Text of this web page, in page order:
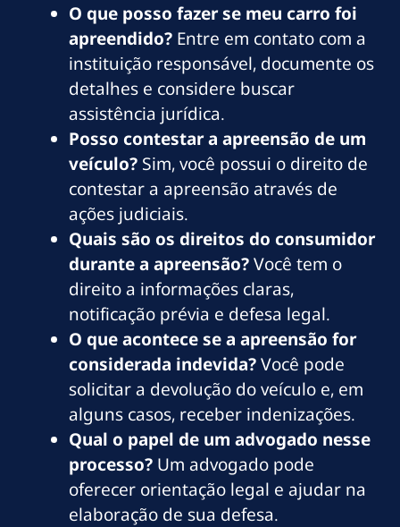
O que posso fazer se meu carro foi
apreendido? Entre em contato com a
instituição responsável, documente os
detalhes e considere buscar
assistência jurídica.
Posso contestar a apreensão de um
veículo? Sim, você possui o direito de
contestar a apreensão através de
ações judiciais.
Quais são os direitos do consumidor
durante a apreensão?Você tem o
direito a informações claras,
notificação prévia e defesa legal.
O que acontece se a apreensão for
considerada indevida?Você pode
solicitar a devolução do veículo e, em
alguns casos, receber indenizações.
Qual o papel de um advogado nesse
processo? Um advogado pode
oferecer orientação legal e ajudar na
elaboração de sua defesa.